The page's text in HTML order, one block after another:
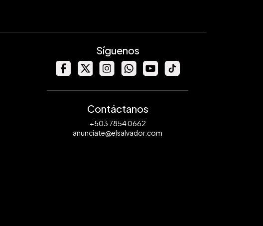
Síguenos
Contáctanos
+503 7854 0662
anunciate@elsalvador.com